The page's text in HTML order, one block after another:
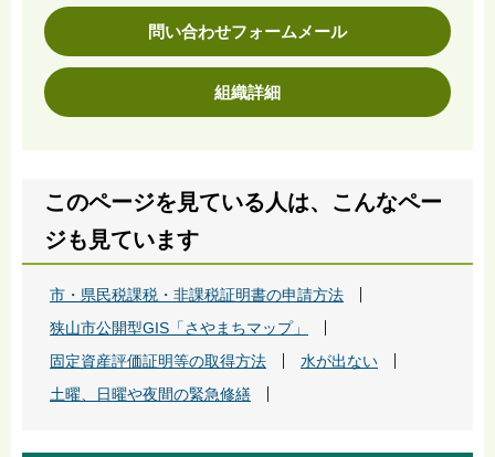
問い合わせフォームメール
組織詳細
このページを見ている人は、こんなペー
ジも見ています
市・県民税課税・非課税証明書の申請方法
狭山市公開型GIS「さやまちマップ」
固定資産評価証明等の取得方法
水が出ない
土曜、日曜や夜間の緊急修繕